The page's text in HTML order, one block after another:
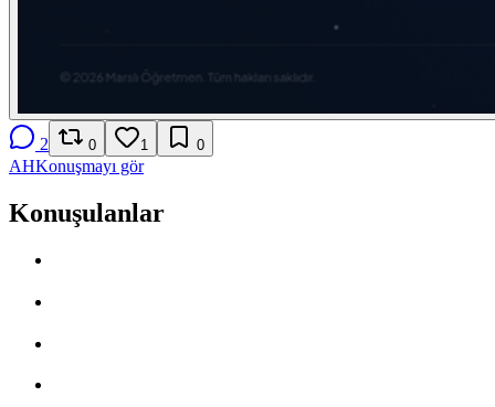
2 0 1 0
AHKonuşmayı gör
Konuşulanlar